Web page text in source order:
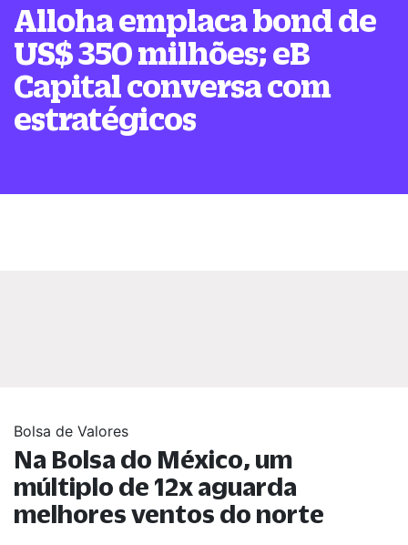
Alloha emplaca bond de
US$ 350 milhões; eB
Capital conversa com
estratégicos
Bolsa de Valores
Na Bolsa do México, um
múltiplo de 12x aguarda
melhores ventos do norte